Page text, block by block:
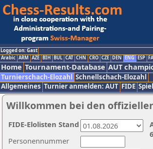
Logged on: Gast
Arabic ARM AZE BIH BUL CAT CHN CRO CZE DEN ENG ESP
Home Tournament-Database AUT
Turnierschach-Elozahl Schnellschach-Elozahl
Allgemeines Turnier anmelden: AUT FIDE
Willkommen bei den
Personennummer
FIDE-Elolisten Stand